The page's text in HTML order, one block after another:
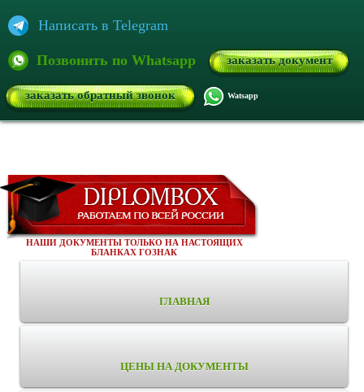
Написать в Telegram
Позвонить по Whatsapp заказать документ
заказать обратный звонок Watsapp
НАШИ ДОКУМЕНТЫ ТОЛЬКО НА НАСТОЯЩИХ
БЛАНКАХ ГОЗНАК
ГЛАВНАЯ
ЦЕНЫ НА ДОКУМЕНТЫ